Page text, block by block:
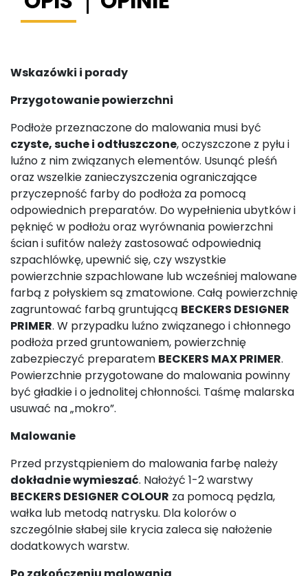
Wskazówki i porady
Przygotowanie powierzchni
Podłoże przeznaczone do malowania musi być
czyste, suche i odtłuszczone, oczyszczone z pyłu i
luźno z nim związanych elementów. Usunąć pleśń
oraz wszelkie zanieczyszczenia ograniczające
przyczepność farby do podłoża za pomocą
odpowiednich preparatów. Do wypełnienia ubytków i
pęknięć w podłożu oraz wyrównania powierzchni
ścian i sufitów należy zastosować odpowiednią
szpachlówkę, upewnić się, czy wszystkie
powierzchnie szpachlowane lub wcześniej malowane
farbą z połyskiem są zmatowione. Całą powierzchnię
zagruntować farbą gruntującą BECKERS DESIGNER
PRIMER. W przypadku luźno związanego i chłonnego
podłoża przed gruntowaniem, powierzchnię
zabezpieczyć preparatem BECKERS MAX PRIMER.
Powierzchnie przygotowane do malowania powinny
być gładkie i o jednolitej chłonności. Taśmę malarska
usuwać na „mokro”.
Malowanie
Przed przystąpieniem do malowania farbę należy
dokładnie wymieszać. Nałożyć 1-2 warstwy
BECKERS DESIGNER COLOUR za pomocą pędzla,
wałka lub metodą natrysku. Dla kolorów o
szczególnie słabej sile krycia zaleca się nałożenie
dodatkowych warstw.